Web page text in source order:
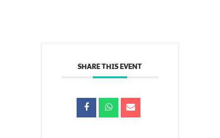
SHARE THIS EVENT